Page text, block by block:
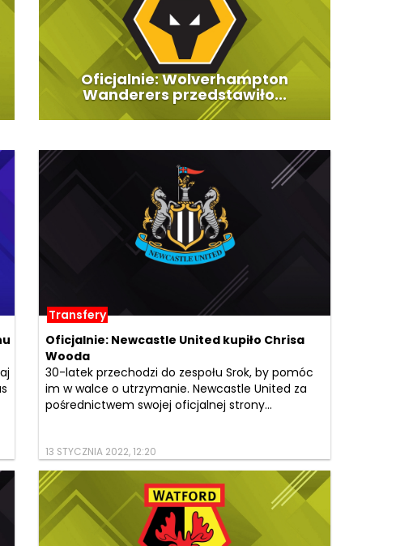
Oficjalnie: Wolverhampton
Wanderers przedstawiło...
Transfery
Oficjalnie: Newcastle United kupiło Chrisa
Wooda
30-latek przechodzi do zespołu Srok, by pomóc
im w walce o utrzymanie. Newcastle United za
pośrednictwem swojej oficjalnej strony...
13 STYCZNIA 2022, 12:20